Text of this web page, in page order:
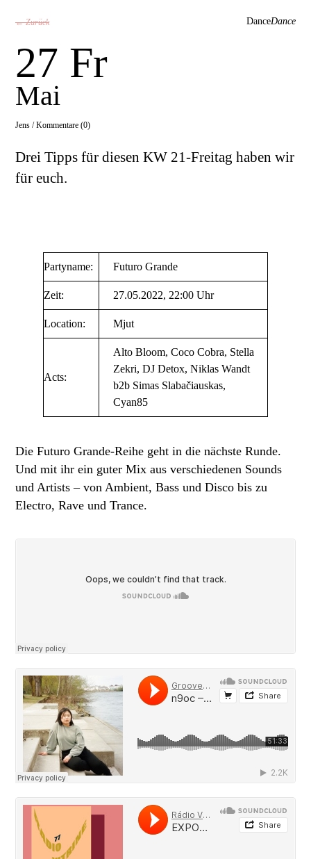
← Zurück DanceDance
27 Fr
Mai
Jens /Kommentare (0)
Drei Tipps für diesen KW 21-Freitag haben wir
für euch.
Partyname: Futuro Grande
Zeit: 27.05.2022, 22:00 Uhr
Location: Mjut
Acts:
Alto Bloom, Coco Cobra, Stella
Zekri, DJ Detox, Niklas Wandt
b2b Simas Slabačiauskas,
Cyan85
Die Futuro Grande-Reihe geht in die nächste Runde.
Und mit ihr ein guter Mix aus verschiedenen Sounds
und Artists – von Ambient, Bass und Disco bis zu
Electro, Rave und Trance.